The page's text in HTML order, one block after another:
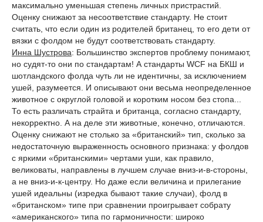
максимально уменьшая степень личных пристрастий.
Оценку снижают за несоответствие стандарту. Не стоит
считать, что если один из родителей британец, то его дети от
вязки с фолдом не будут соответствовать стандарту.
Инна Шустрова: Большинство экспертов проблему понимают,
но судят-то они по стандартам! А стандарты WCF на БКШ и
шотландского фолда чуть ли не идентичны, за исключением
ушей, разумеется. И описывают они весьма неопределенное
животное с округлой головой и коротким носом без стопа...
То есть различать страйта и британца, согласно стандарту,
некорректно. А на деле эти животные, конечно, отличаются.
Оценку снижают не столько за «британский» тип, сколько за
недостаточную выраженность основного признака: у фолдов
с яркими «британскими» чертами уши, как правило,
великоваты, направлены в лучшем случае вниз-и-в-стороны,
а не вниз-и-к-центру. Но даже если величина и прилегание
ушей идеальны (изредка бывают такие случаи), фолд в
«британском» типе при сравнении проигрывает собрату
«американского» типа по гармоничности: широко